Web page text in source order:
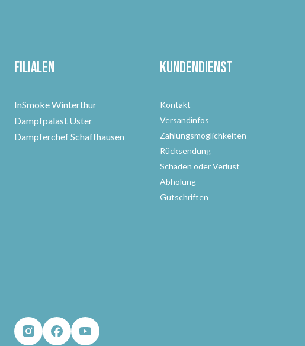
Filialen
InSmoke Winterthur
Dampfpalast Uster
Dampferchef Schaffhausen
Kundendienst
Kontakt
Versandinfos
Zahlungsmöglichkeiten
Rücksendung
Schaden oder Verlust
Abholung
Gutschriften